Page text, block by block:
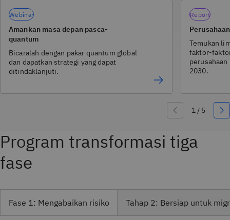
Webinar
Amankan masa depan pasca-
quantum
Bicaralah dengan pakar quantum global
dan dapatkan strategi yang dapat
ditindaklanjuti.
Report
Temukan
faktor-
2030.
Program transformasi tiga
fase
Fase 1: Mengabaikan risiko Tahap 2: Bersiap untuk